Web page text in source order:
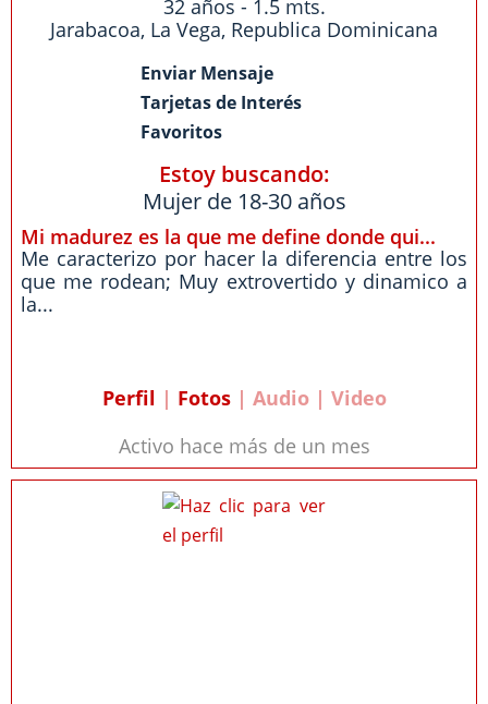
32 años - 1.5 mts.
Jarabacoa, La Vega, Republica Dominicana
Enviar Mensaje
Tarjetas de Interés
Favoritos
Estoy buscando:
Mujer de 18-30 años
Mi madurez es la que me define donde qui...
Me caracterizo por hacer la diferencia entre los
que me rodean; Muy extrovertido y dinamico a
la...
Perfil | Fotos| Audio | Video
Activo hace más de un mes